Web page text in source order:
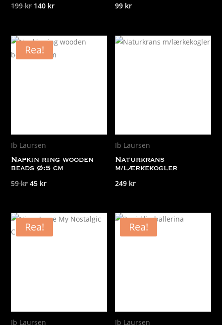
199kr Det
199 kr.
140 krDet
är:
140 kr.
99 kr
Rea!
Ib Laursen
Napkin ring wooden
beads Ø:5 cm
59krDet
45 krDet
är:
45 kr.
Ib Laursen
Naturkrans
m/lærkekogler
249 kr
Rea!
Ib Laursen
Rea!
Ib Laursen